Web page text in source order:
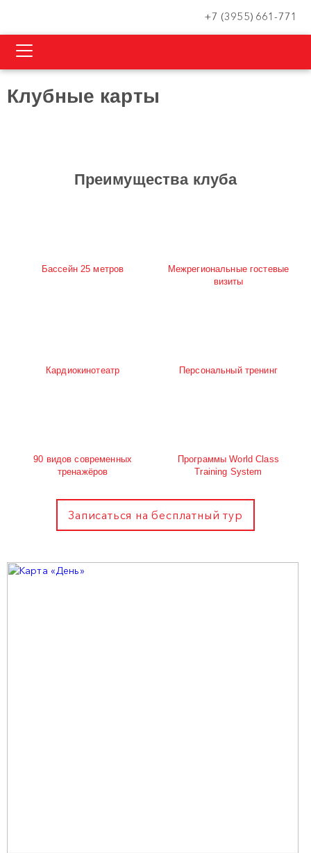
+7 (3955) 661-771
Клубные карты
Преимущества клуба
Бассейн 25 метров
Межрегиональные гостевые
визиты
Кардиокинотеатр Персональный тренинг
90 видов современных
тренажёров
Программы World Class
Training System
Записаться на бесплатный тур